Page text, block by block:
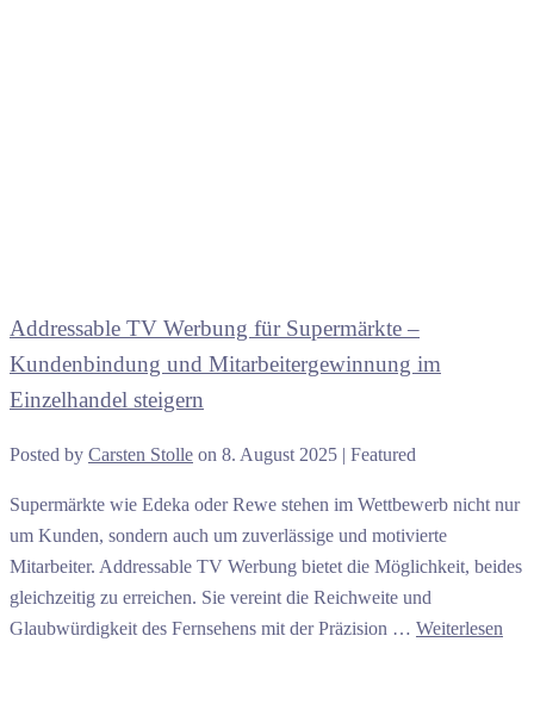
Addressable TV Werbung für Supermärkte –
Kundenbindung und Mitarbeitergewinnung im
Einzelhandel steigern
Posted by Carsten Stolle on 8. August 2025 | Featured
Supermärkte wie Edeka oder Rewe stehen im Wettbewerb nicht nur
um Kunden, sondern auch um zuverlässige und motivierte
Mitarbeiter. Addressable TV Werbung bietet die Möglichkeit, beides
gleichzeitig zu erreichen. Sie vereint die Reichweite und
Glaubwürdigkeit des Fernsehens mit der Präzision … Weiterlesen